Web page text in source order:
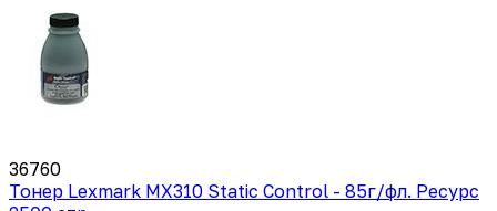
36760
Тонер Lexmark MX310 Static Control - 85г/фл. Ресурс